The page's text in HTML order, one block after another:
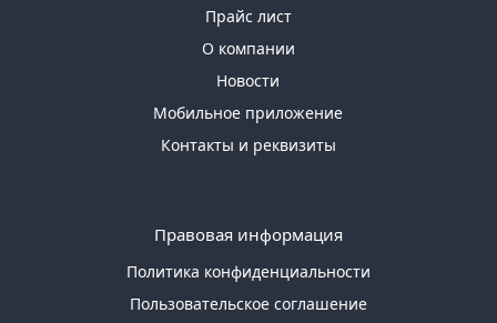
Прайс лист
О компании
Новости
Мобильное приложение
Контакты и реквизиты
Правовая информация
Политика конфиденциальности
Пользовательское соглашение